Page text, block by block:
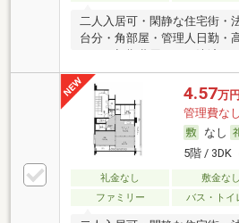
二人入居可・閑静な住宅街・
台分・角部屋・管理人日勤・
ア可・初期費用カード決済可
4.57万円
管理費なし
なし
5階 / 3DK
礼金なし 敷金なし
ファミリー
バス・トイ